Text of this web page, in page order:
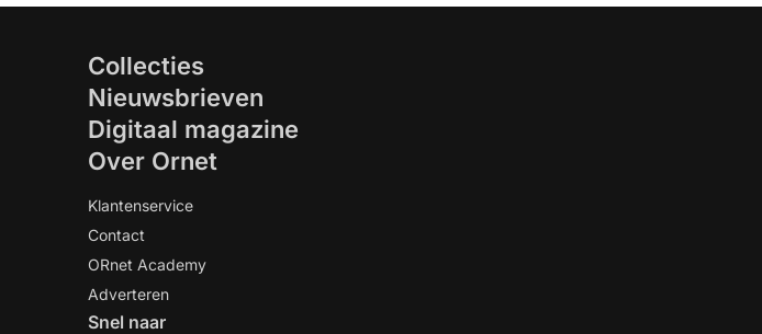
Collecties
Nieuwsbrieven
Digitaal magazine
Over Ornet
Klantenservice
Contact
ORnet Academy
Adverteren
Snel naar